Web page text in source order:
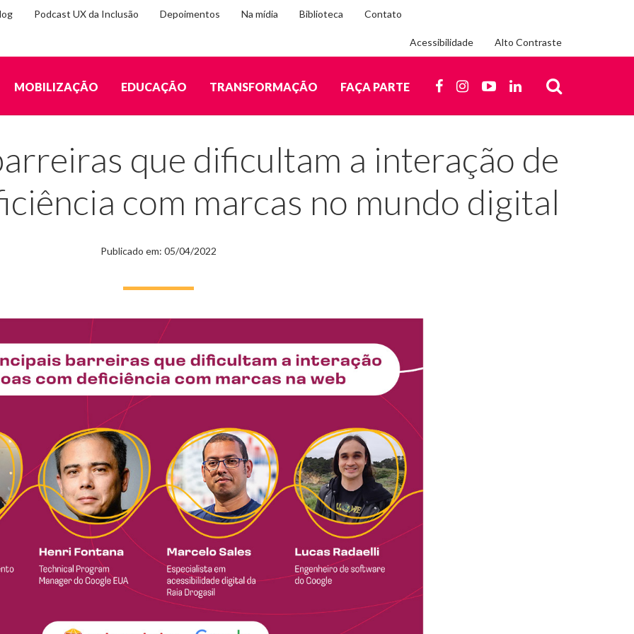
Podcast UX da Inclusão Depoimentos Na mídia Biblioteca Contato
Acessibilidade Alto Contraste
MOBILIZAÇÃO EDUCAÇÃO TRANSFORMAÇÃO FAÇA PARTE FACEBOOK
INSTAGRAM
YOUTUBE
LINKEDIN
BUSCA
que dificultam a interação de
com marcas no mundo digital
Publicado em: 05/04/2022